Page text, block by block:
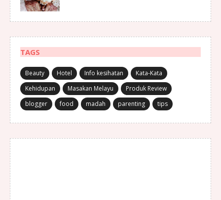
TAGS
Beauty Hotel Info kesihatan
Kata-Kata
Kehidupan
Masakan Melayu
Produk Review
blogger
food madah parenting tips